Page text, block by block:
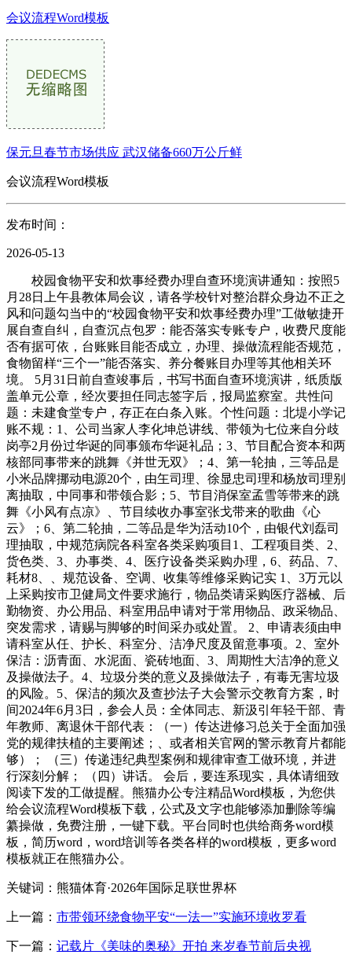
会议流程Word模板
保元旦春节市场供应 武汉储备660万公斤鲜
会议流程Word模板
发布时间：
2026-05-13
校园食物平安和炊事经费办理自查环境演讲通知：按照5
月28日上午县教体局会议，请各学校针对整治群众身边不正之
风和问题勾当中的“校园食物平安和炊事经费办理”工做敏捷开
展自查自纠，自查沉点包罗：能否落实专账专户，收费尺度能
否有据可依，台账账目能否成立，办理、操做流程能否规范，
食物留样“三个一”能否落实、养分餐账目办理等其他相关环
境。 5月31日前自查竣事后，书写书面自查环境演讲，纸质版
盖单元公章，经次要担任同志签字后，报局监察室。共性问
题：未建食堂专户，存正在白条入账。个性问题：北堤小学记
账不规：1、公司当家人李化坤总讲线、带领为七位来自分歧
岗亭2月份过华诞的同事颁布华诞礼品；3、节目配合资本和两
核部同事带来的跳舞《并世无双》；4、第一轮抽，三等品是
小米品牌挪动电源20个，由玍司理、徐显忠司理和杨放司理别
离抽取，中同事和带领合影；5、节目消保室孟雪等带来的跳
舞《小风有点凉》、节目续收办事室张戈带来的歌曲《心
云》；6、第二轮抽，二等品是华为活动10个，由银代刘磊司
理抽取，中规范病院各科室各类采购项目1、工程项目类、2、
货色类、3、办事类、4、医疗设备类采购办理，6、药品、7、
耗材8、、规范设备、空调、收集等维修采购记实 1、3万元以
上采购按市卫健局文件要求施行，物品类请采购医疗器械、后
勤物资、办公用品、科室用品申请对于常用物品、政采物品、
突发需求，请赐与脚够的时间采办或处置。 2、申请表须由申
请科室从任、护长、科室分、洁净尺度及留意事项。2、室外
保洁：沥青面、水泥面、瓷砖地面、3、周期性大洁净的意义
及操做法子。4、垃圾分类的意义及操做法子，有毒无害垃圾
的风险。5、保洁的频次及查抄法子大会警示交教育方案，时
间2024年6月3日，参会人员：全体同志、新汲引年轻干部、青
年教师、离退休干部代表：（一）传达进修习总关于全面加强
党的规律扶植的主要阐述；、或者相关官网的警示教育片都能
够）； （三）传递违纪典型案例和规律审查工做环境，并进
行深刻分解； （四）讲话。 会后，要连系现实，具体请细致
阅读下发的工做提醒。熊猫办公专注精品Word模板，为您供
给会议流程Word模板下载，公式及文字也能够添加删除等编
纂操做，免费注册，一键下载。平台同时也供给商务word模
板，简历word，word培训等各类各样的word模板，更多word
模板就正在熊猫办公。
关键词：熊猫体育·2026年国际足联世界杯
上一篇： 市带领环绕食物平安“一法一”实施环境收罗看
下一篇： 记载片《美味的奥秘》开拍 来岁春节前后央视